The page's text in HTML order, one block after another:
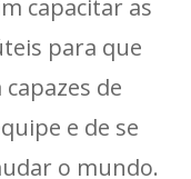
capacitar as
para que
de
e de se
o mundo.